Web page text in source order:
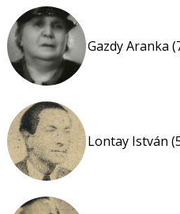
Gazdy Aranka
Lontay István